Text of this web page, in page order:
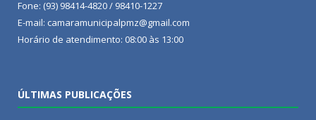
Fone: (93) 98414-4820 / 98410-1227
E-mail: camaramunicipalpmz@gmail.com
Horário de atendimento: 08:00 às 13:00
ÚLTIMAS PUBLICAÇÕES